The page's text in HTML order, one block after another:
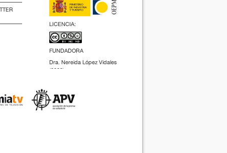
LICENCIA:
FUNDADORA
Dra. Nereida López Vidales
(2009).